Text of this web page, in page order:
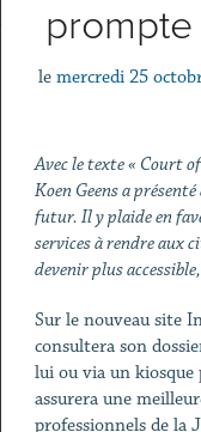
le mercredi 25
Avec le texte « Court
Koen Geens a
futur. Il y plaide en
services à rendre aux
devenir plus
Sur le nouveau site
consultera son
lui ou via un kiosque
assurera une
professionnels de la